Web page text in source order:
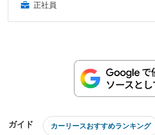
正社員
ガイド カーリースおすすめランキング